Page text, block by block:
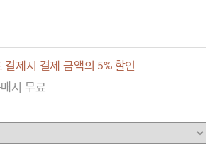
결제시 결제 금액의 5% 할인
시 무료